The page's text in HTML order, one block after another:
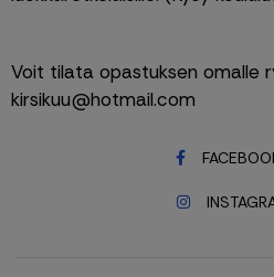
Voit tilata opastuksen omalle
kirsikuu@hotmail.com